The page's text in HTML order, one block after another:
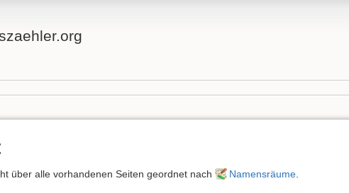
über alle vorhandenen Seiten geordnet nach Namensräume.